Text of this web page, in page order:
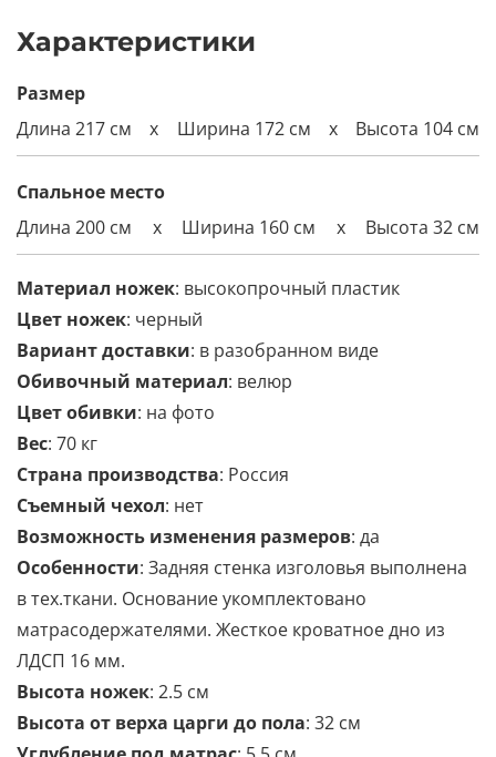
Характеристики
Размер
Длина 217 см
x Ширина 172 см x Высота 104 см
Спальное место
Длина 200 см
x Ширина 160 см x Высота 32 см
Материал ножек: высокопрочный пластик
Цвет ножек: черный
Вариант доставки: в разобранном виде
Обивочный материал: велюр
Цвет обивки: на фото
Вес: 70 кг
Страна производства: Россия
Съемный чехол: нет
Возможность изменения размеров: да
Особенности: Задняя стенка изголовья выполнена
в тех.ткани. Основание укомплектовано
матрасодержателями. Жесткое кроватное дно из
ЛДСП 16 мм.
Высота ножек: 2.5 см
Высота от верха царги до пола: 32 см